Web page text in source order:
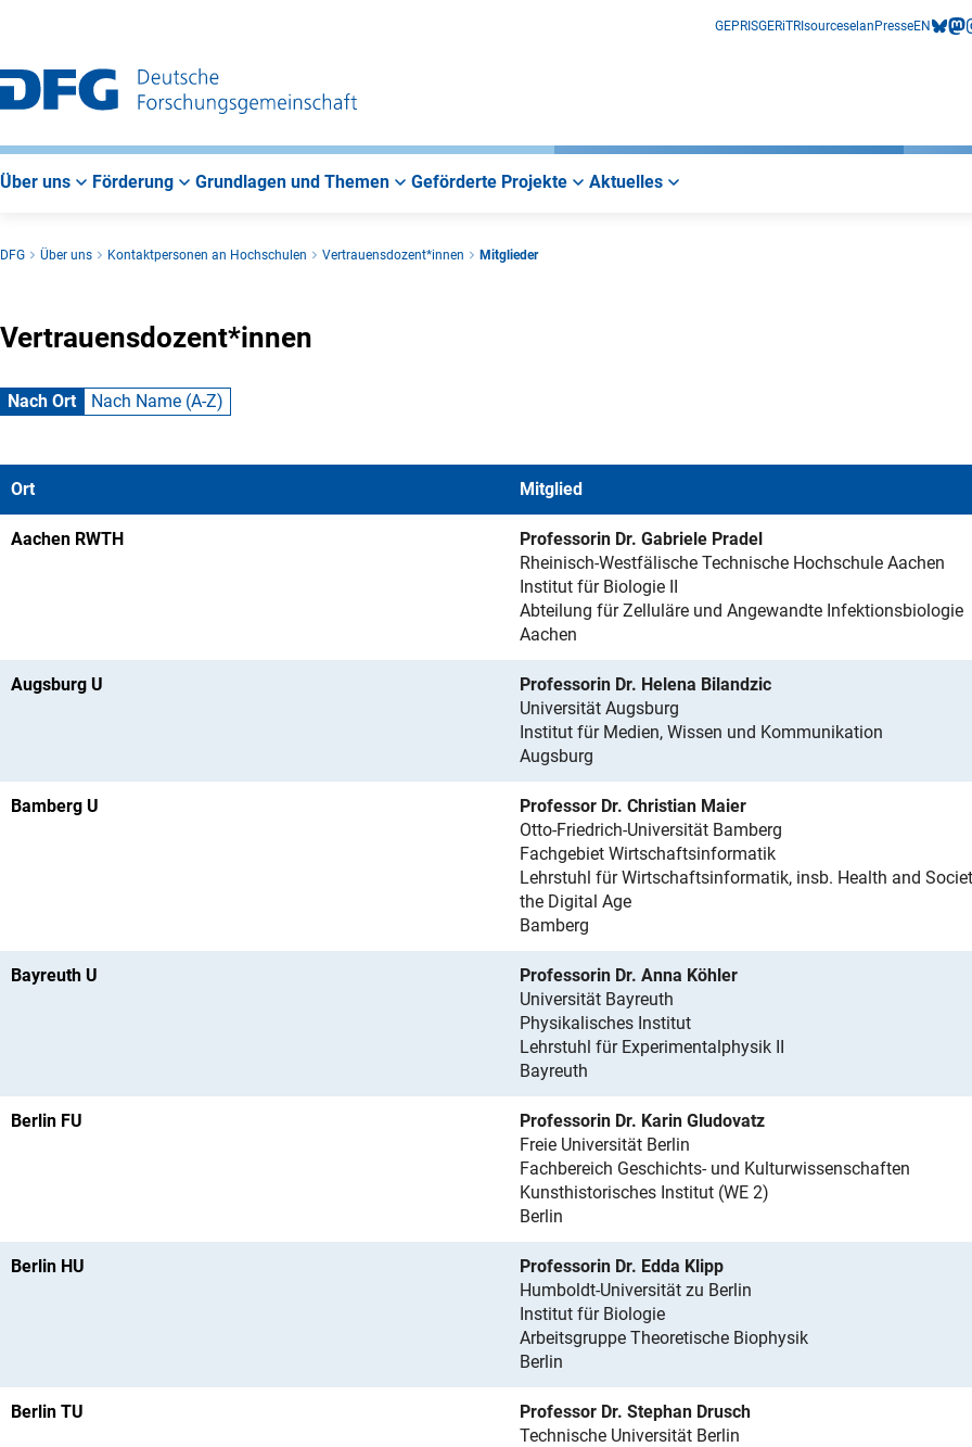
GEPRISGERiTRIsourceselan PresseEN
Über uns Förderung Grundlagen und Themen Geförderte Projekte Aktuelles
DFG Über uns Kontaktpersonen an Hochschulen Vertrauensdozent*innen Mitglieder
Vertrauensdozent*innen
Nach Ort Nach Name (A-Z)
Ort Mitglied
Aachen RWTH
Professorin Dr. Gabriele Pradel
Rheinisch-Westfälische Technische Hochschule Aachen
Institut für Biologie II
Abteilung für Zelluläre und Angewandte Infektionsbiologie
Aachen
Augsburg U
Professorin Dr. Helena Bilandzic
Universität Augsburg
Institut für Medien, Wissen und Kommunikation
Augsburg
Bamberg U
Professor Dr. Christian Maier
Otto-Friedrich-Universität Bamberg
Fachgebiet Wirtschaftsinformatik
Lehrstuhl für Wirtschaftsinformatik, insb. Health and
the Digital Age
Bamberg
Bayreuth U
Professorin Dr. Anna Köhler
Universität Bayreuth
Physikalisches Institut
Lehrstuhl für Experimentalphysik II
Bayreuth
Berlin FU
Professorin Dr. Karin Gludovatz
Freie Universität Berlin
Fachbereich Geschichts- und Kulturwissenschaften
Kunsthistorisches Institut (WE 2)
Berlin
Berlin HU
Professorin Dr. Edda Klipp
Humboldt-Universität zu Berlin
Institut für Biologie
Arbeitsgruppe Theoretische Biophysik
Berlin
Berlin TU
Professor Dr. Stephan Drusch
Technische Universität Berlin